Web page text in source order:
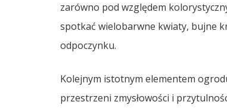
zarówno pod względem
spotkać wielobarwne kwiaty, bujne
odpoczynku.
Kolejnym istotnym elementem
przestrzeni zmysłowości i